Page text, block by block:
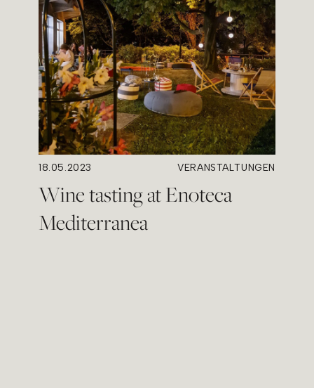
18.05.2023 VERANSTALTUNGEN
Wine tasting at Enoteca
Mediterranea